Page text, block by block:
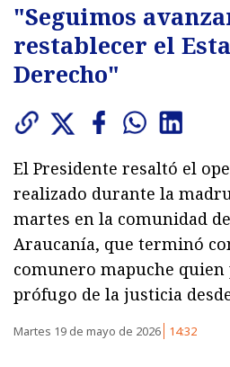
"Seguimos
restablecer el
Derecho"
El Presidente resaltó el
realizado durante la
martes en la comunidad
Araucanía, que terminó
comunero mapuche quien
prófugo de la justicia
Martes 19 de mayo de 2026 14:32